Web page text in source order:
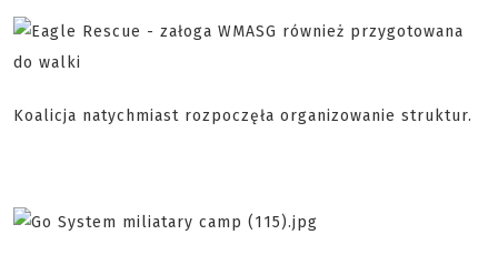
Koalicja natychmiast rozpoczęła organizowanie struktur.